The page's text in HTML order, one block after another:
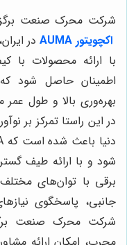
شرکت محرک صنعت
اکچویتور AUMA
در
با ارائه محصولات با
اطمینان حاصل شود که
بهره‌وری بالا و طول عمر
در این راستا تمرکز بر
شود و با ارائه طیف
برقی با توان‌های
جانبی، پاسخگوی
شرکت محرک صنعت